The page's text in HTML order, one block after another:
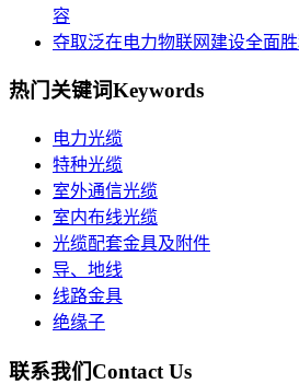
容
夺取泛在电力物联网建设全面胜
热门关键词Keywords
电力光缆
特种光缆
室外通信光缆
室内布线光缆
光缆配套金具及附件
导、地线
线路金具
绝缘子
联系我们Contact Us